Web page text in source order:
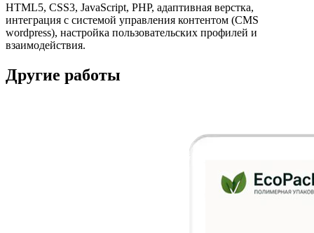
HTML5, CSS3, JavaScript, PHP, адаптивная верстка,
интеграция с системой управления контентом (CMS
wordpress), настройка пользовательских профилей и
взаимодействия.
Другие работы